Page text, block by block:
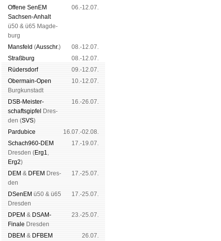
Offene SenEM
Sach­sen-An­halt
ü50 & ü65 Mag­de­
burg
06.-12.07.
Mans­feld (Aus­schr.)
08.-12.07.
Straß­burg
08.-12.07.
Rüders­dorf
09.-12.07.
Ober­main-Open
Burg­kun­stadt
10.-12.07.
DSB-Meister­
schafts­gipfel Dres­
den (SVS)
16.-26.07.
Pardu­bice
16.07.-02.08.
Schach960-DEM
Dres­den (Erg1,
Erg2)
17.-19.07.
DEM & DFEM Dres­
den
17.-25.07.
DSenEM ü50 & ü65
Dres­den
17.-25.07.
DPEM & DSAM-
Finale Dres­den
23.-25.07.
DBEM & DFBEM
26.07.